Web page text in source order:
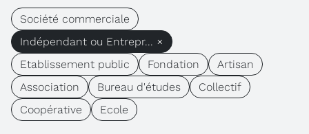
Société commerciale
Indépendant ou Entrepr... ×
Etablissement public
Fondation
Artisan
Association
Bureau d'études
Collectif
Coopérative
Ecole